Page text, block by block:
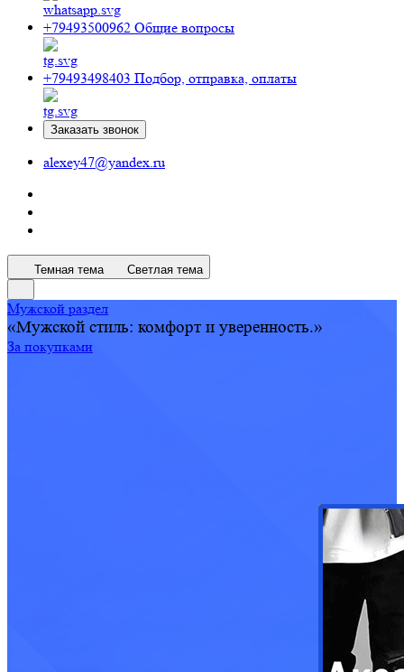
+79493500962 Общие вопросы
+79493498403 Подбор, отправка, оплаты
Заказать звонок
alexey47@yandex.ru
Темная тема Светлая тема
Мужской раздел
«Мужской стиль: комфорт и уверенность.»
За покупками